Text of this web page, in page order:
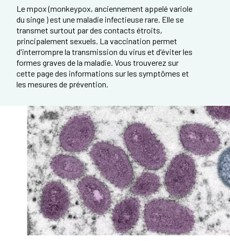
Le mpox (monkeypox, anciennement appelé variole
du singe ) est une maladie infectieuse rare. Elle se
transmet surtout par des contacts étroits,
principalement sexuels. La vaccination permet
d'interrompre la transmission du virus et d'éviter les
formes graves de la maladie. Vous trouverez sur
cette page des informations sur les symptômes et
les mesures de prévention.